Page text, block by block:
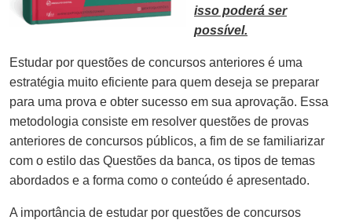
isso poderá ser
possível.
Estudar por questões de concursos anteriores é uma
estratégia muito eficiente para quem deseja se preparar
para uma prova e obter sucesso em sua aprovação. Essa
metodologia consiste em resolver questões de provas
anteriores de concursos públicos, a fim de se familiarizar
com o estilo das Questões da banca, os tipos de temas
abordados e a forma como o conteúdo é apresentado.
A importância de estudar por questões de concursos